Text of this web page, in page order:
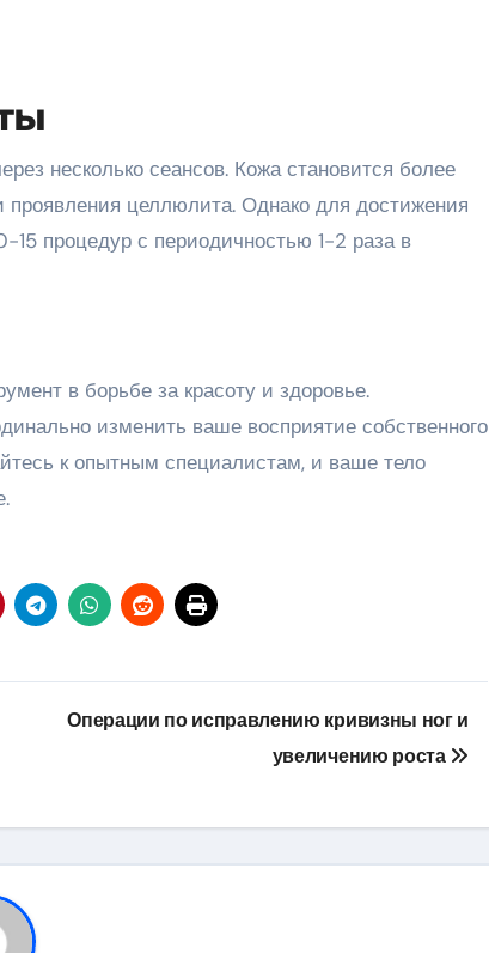
несколько сеансов. Кожа становится более
целлюлита. Однако для достижения
15 процедур с периодичностью 1-2 раза в
в борьбе за красоту и здоровье.
изменить ваше восприятие собственного
к опытным специалистам, и ваше тело
Операции по исправлению кривизны ног и
увеличению роста